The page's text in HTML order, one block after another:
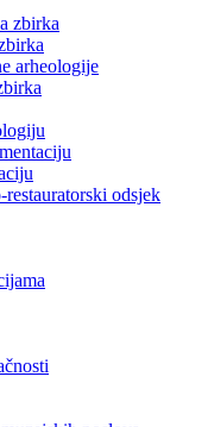
zbirka
arheologije
odsjek